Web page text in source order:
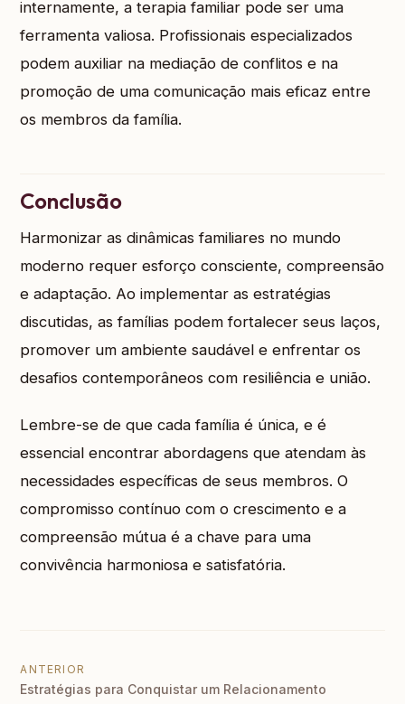
internamente, a terapia familiar pode ser uma
ferramenta valiosa. Profissionais especializados
podem auxiliar na mediação de conflitos e na
promoção de uma comunicação mais eficaz entre
os membros da família.
Conclusão
Harmonizar as dinâmicas familiares no mundo
moderno requer esforço consciente, compreensão
e adaptação. Ao implementar as estratégias
discutidas, as famílias podem fortalecer seus laços,
promover um ambiente saudável e enfrentar os
desafios contemporâneos com resiliência e união.
Lembre-se de que cada família é única, e é
essencial encontrar abordagens que atendam às
necessidades específicas de seus membros. O
compromisso contínuo com o crescimento e a
compreensão mútua é a chave para uma
convivência harmoniosa e satisfatória.
Navegação de Post
ANTERIOR
Estratégias para Conquistar um Relacionamento